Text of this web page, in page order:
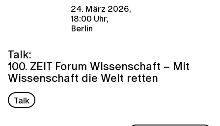
24. März 2026,
18:00 Uhr,
Berlin
Talk:
100. ZEIT Forum Wissenschaft – Mit
Wissenschaft die Welt retten
Talk